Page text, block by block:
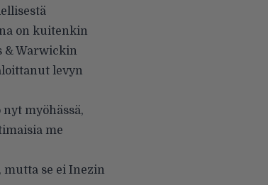
on kuitenkin
& Warwickin
levyn
myöhässä,
me
mutta se ei Inezin